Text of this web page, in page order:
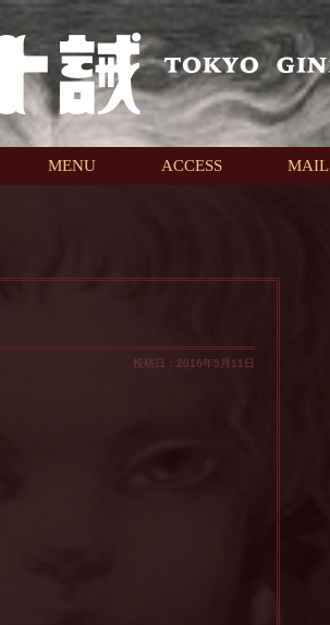
MENU ACCESS MAIL
投稿日：2016年5月11日